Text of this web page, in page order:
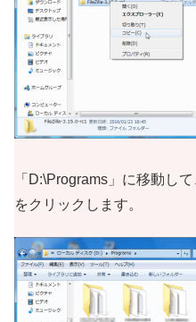
「D:\Programs」に移動し
をクリックします。